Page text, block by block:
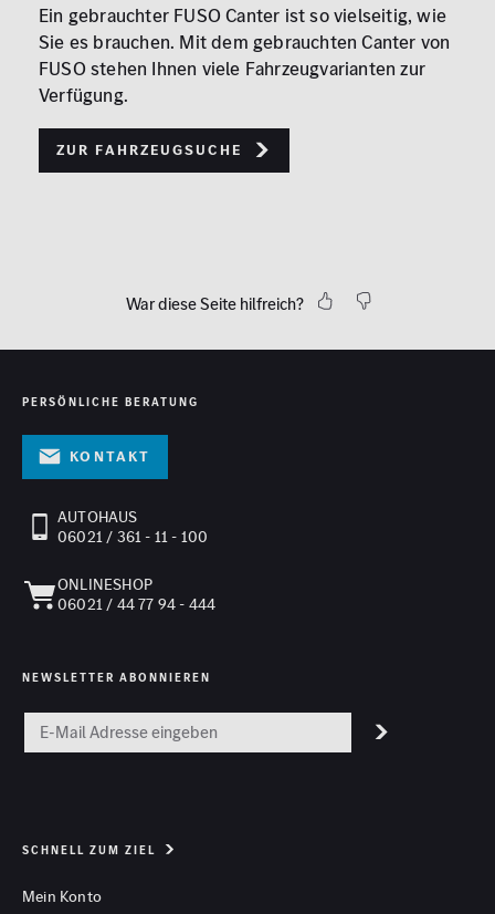
Ein gebrauchter FUSO Canter ist so vielseitig, wie
Sie es brauchen. Mit dem gebrauchten Canter von
FUSO stehen Ihnen viele Fahrzeugvarianten zur
Verfügung.
Zur Fahrzeugsuche
War diese Seite hilfreich?
PERSÖNLICHE BERATUNG
Kontakt
AUTOHAUS
06021 / 361 - 11 - 100
ONLINESHOP
06021 / 44 77 94 - 444
NEWSLETTER ABONNIEREN
SCHNELL ZUM ZIEL
Mein Konto